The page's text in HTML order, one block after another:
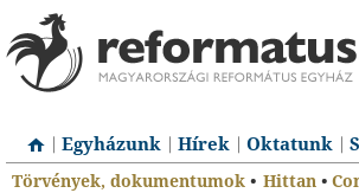
Egyházunk Hírek Oktatunk
Törvények, dokumentumok • Hittan •